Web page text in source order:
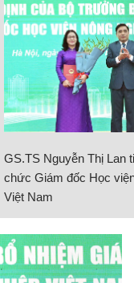
GS.TS Nguyễn Thị Lan
chức Giám đốc Học
Việt Nam